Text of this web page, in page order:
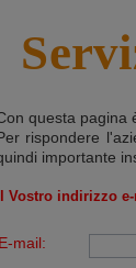
questa pagina
rispondere
importante
Il Vostro indirizzo
E-mail: